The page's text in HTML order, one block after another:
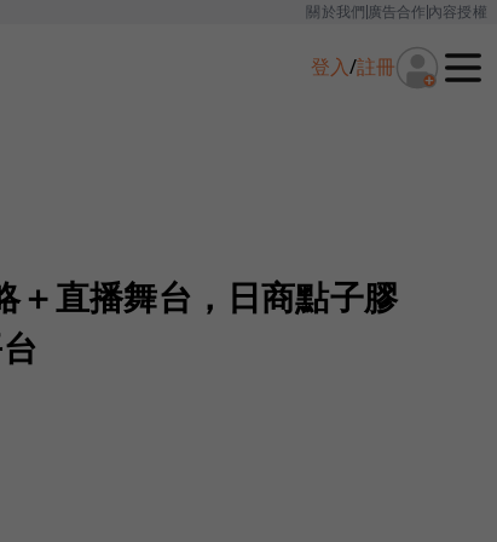
關於我們廣告合作內容授權
登入/註冊
直播舞台，日商點子膠